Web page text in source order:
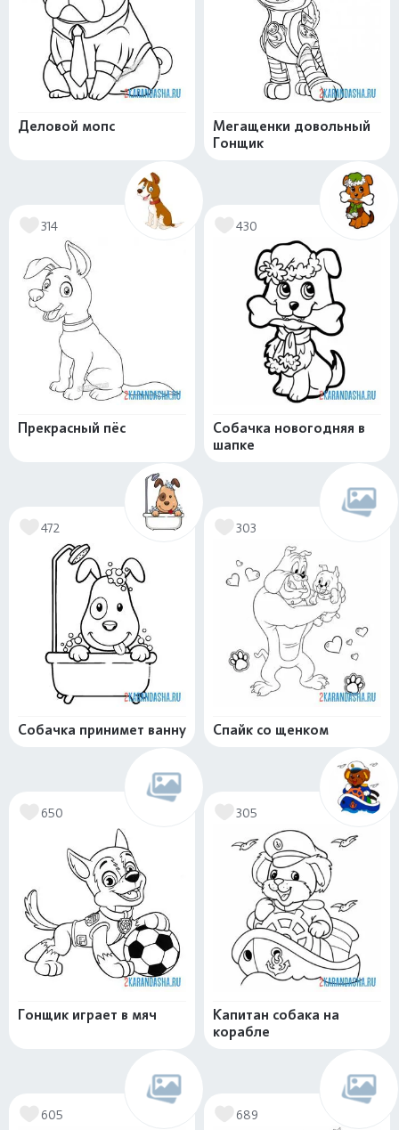
Деловой мопс
Мегащенки довольный
Гонщик
314
Прекрасный пёс
430
Собачка новогодняя в
шапке
472
Собачка принимет ванну
303
Спайк со щенком
650
Гонщик играет в мяч
305
Капитан собака на
корабле
605 689